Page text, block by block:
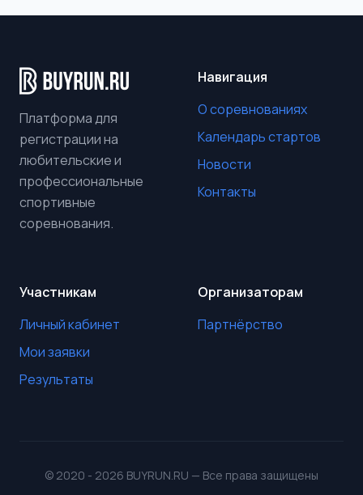
Платформа для
регистрации на
любительские и
профессиональные
спортивные
соревнования.
Навигация
О соревнованиях
Календарь стартов
Новости
Контакты
Участникам
Личный кабинет
Мои заявки
Результаты
Организаторам
Партнёрство
© 2020 - 2026 BUYRUN.RU — Все права защищены